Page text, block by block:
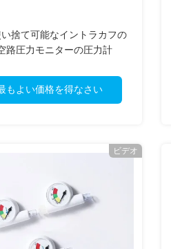
捨て可能なイントラカフの
路圧力モニターの圧力計
もよい価格を得なさい
ビデオ